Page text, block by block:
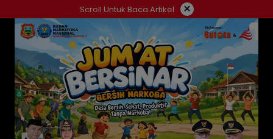
ke
konten
Scroll Untuk Baca Artikel ×